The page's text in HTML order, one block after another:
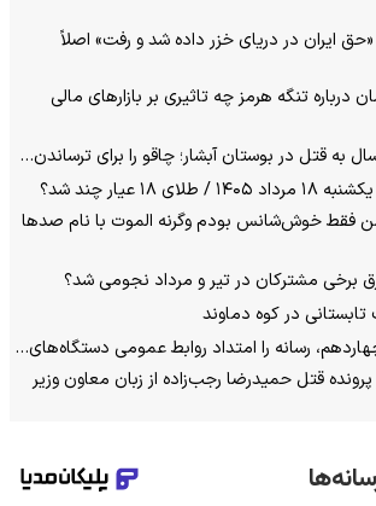
«حق ایران در دریای خزر داده شد و رفت» اصلاً
درباره تنگه هرمز چه تاثیری بر بازارهای مالی
به قتل در بوستان آبشار؛ چاقو را برای ترساندن…
۱۸ عیار چند شد؟
فقط خوش‌شانس بودم وگرنه الموت با نام صدها
برخی مشترکان در تیر و مرداد نجومی شد؟
تابستانی در کوه دماوند
رسانه را امتداد روابط عمومی دستگاه‌های…
قتل حمیدرضا رجب‌زاده از زبان معاون وزیر